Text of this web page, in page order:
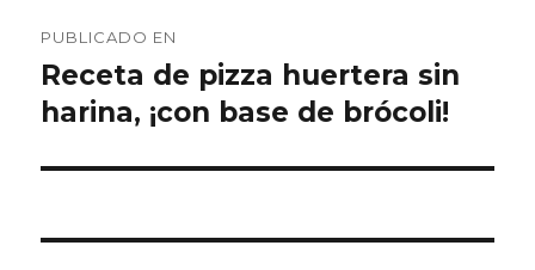
de
entradas
PUBLICADO EN
Receta de pizza huertera sin
harina, ¡con base de brócoli!